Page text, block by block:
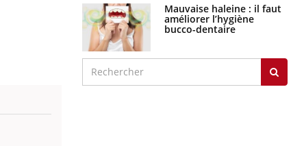
Mauvaise haleine : il faut
améliorer l’hygiène
bucco-dentaire